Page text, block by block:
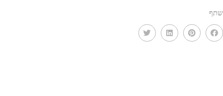
שתף